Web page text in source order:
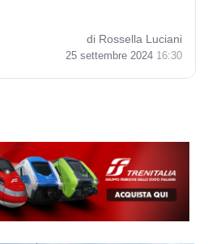
di Rossella Luciani
25 settembre 2024 16:30